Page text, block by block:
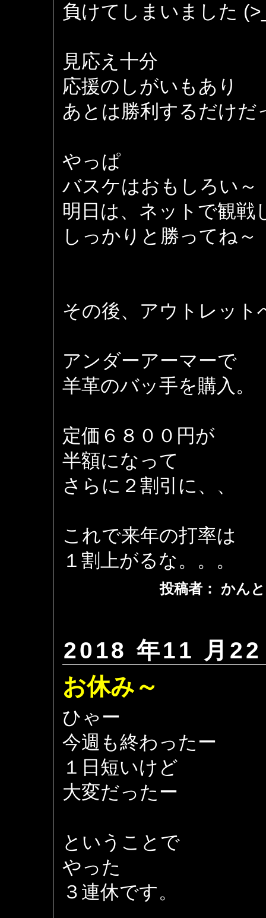
負けてしまいました
見応え十分
応援のしがいもあり
あとは勝利するだけだ
やっぱ
バスケはおもしろい～
明日は、ネットで観戦
しっかりと勝ってね～
その後、アウトレット
アンダーアーマーで
羊革のバッ手を購入。
定価６８００円が
半額になって
さらに２割引に、、
これで来年の打率は
１割上がるな。。。
投稿者： かん
2018 年11 月
お休み～
ひゃー
今週も終わったー
１日短いけど
大変だったー
ということで
やった
３連休です。